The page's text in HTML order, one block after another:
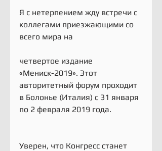
Я с нетерпением жду встречи с
коллегами приезжающими со
всего мира на
четвертое издание
«Мениск-2019». Этот
авторитетный форум проходит
в Болонье (Италия) с 31 января
по 2 февраля 2019 года.
Уверен, что Конгресс станет